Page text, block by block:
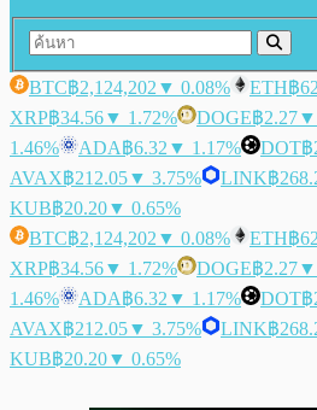
BTC฿2,124,202 ▼ 0.08% ETH฿
XRP฿34.56▼ 1.72% DOGE฿2.27▼
1.46%
ADA฿6.32 ▼ 1.17% DOT฿
AVAX฿212.05▼ 3.75% LINK฿
KUB฿20.20▼ 0.65%
BTC฿2,124,202 ▼ 0.08% ETH฿
XRP฿34.56▼ 1.72% DOGE฿2.27▼
1.46%
ADA฿6.32 ▼ 1.17% DOT฿
AVAX฿212.05▼ 3.75% LINK฿
KUB฿20.20▼ 0.65%